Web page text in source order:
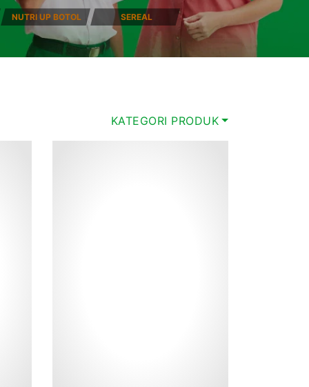
NUTRI UP BOTOL SEREAL
KATEGORI PRODUK